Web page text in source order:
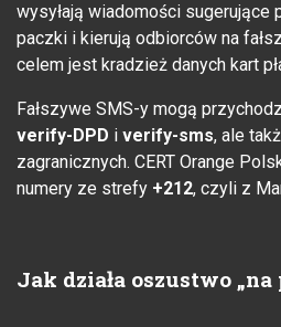
wysyłają wiadomości
paczki i kierują odbiorców na
celem jest kradzież danych kart
Fałszywe SMS-y mogą
verify-DPD i verify-sms, ale
zagranicznych. CERT Orange
numery ze strefy +212, czyli z
Jak działa oszustwo „na